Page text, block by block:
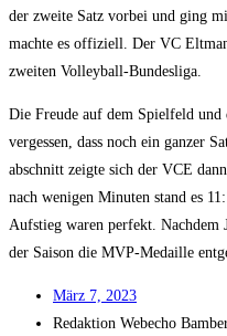
der zwei­te Satz vor­bei und ging
mach­te es offi­zi­ell. Der VC
zwei­ten Volleyball-Bundesliga.
Die Freu­de auf dem Spiel­feld
ver­ges­sen, dass noch ein gan­zer
ab­schnitt zeig­te sich der VCE
nach weni­gen Minu­ten stand es
Auf­stieg waren per­fekt. Nach­dem
der Sai­son die MVP-Medail­le
März 7, 2023
Redak­ti­on Web­echo